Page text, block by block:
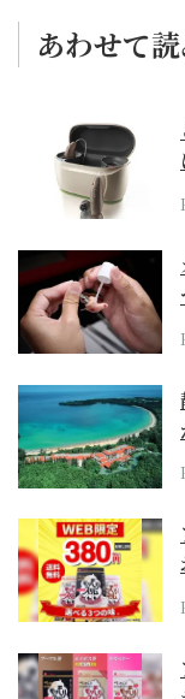
あわせて